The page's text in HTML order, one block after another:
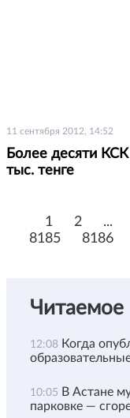
11 сентября 2012, 14:52
Более десяти
тыс. тенге
1 2 ...
8185 8186
Читаемое
12:08 Когда
10:05 В Астане
парковке —